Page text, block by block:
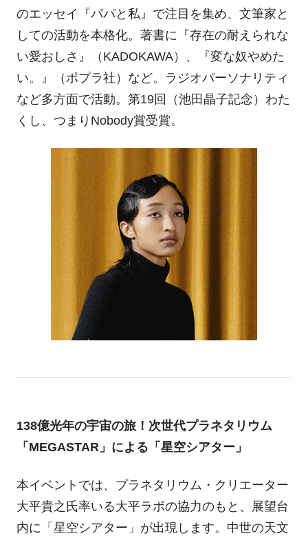
のエッセイ『パパと私』で注目を集め、文筆家と
しての活動を本格化。著書に『存在の耐えられな
い愛おしさ』（KADOKAWA）、『変な奴やめた
い。』（ポプラ社）など。ラジオパーソナリティ
など多方面で活動。第19回（池田晶子記念）わた
くし、つまりNobody賞受賞。
138億光年の宇宙の旅！次世代プラネタリウム
「MEGASTAR」による「星空シアター」
本イベントでは、プラネタリウム・クリエーター
大平貴之氏率いる大平ラボの協力のもと、展望台
内に「星空シアター」が出現します。中世の天文